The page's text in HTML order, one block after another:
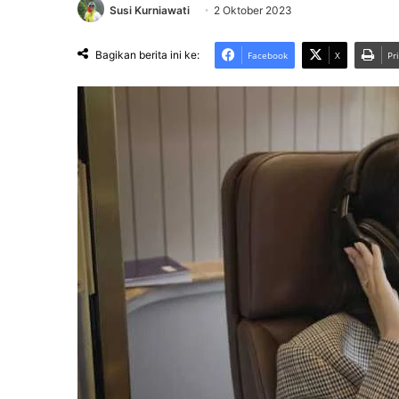
Susi Kurniawati 2 Oktober 2023
Bagikan berita ini ke: Facebook X